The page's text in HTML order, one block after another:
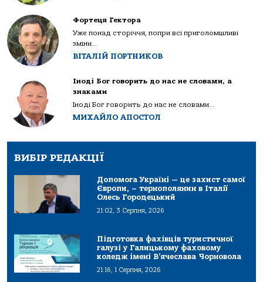
Фортеця Гектора
Уже понад сторіччя, попри всі приголомшливі
зміни...
ВІТАЛІЙ ПОРТНИКОВ
Іноді Бог говорить до нас не словами, а
знаками
Іноді Бог говорить до нас не словами...
МИХАЙЛО АПОСТОЛ
ВИБІР РЕДАКЦІЇ
Допомога Україні — це захист самої
Європи, – тернополянин в Італії
Олесь Городецький
21:02, 3 Серпня, 2026
Підготовка фахівців туристичної
галузі у Галицькому фаховому
коледж імені В’ячеслава Чорновола
21:16, 1 Серпня, 2026